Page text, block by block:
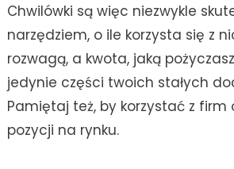
Chwilówki są więc niezwykle
narzędziem, o ile korzysta się z
rozwagą, a kwota, jaką
jedynie części twoich stałych
Pamiętaj też, by korzystać z
pozycji na rynku.